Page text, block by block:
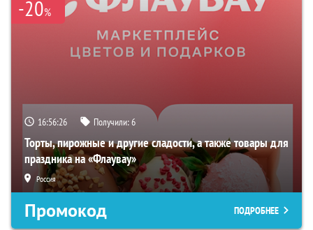
-20%
16:56:25 Получили:6
Торты, пирожные и другие сладости, а также товары для
праздника на «Флаувау»
Россия
Промокод ПОДРОБНЕЕ